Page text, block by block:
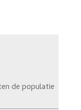
de populatie